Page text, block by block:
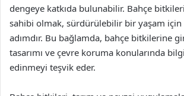
dengeye katkıda bulunabilir. Bahçe
sahibi olmak, sürdürülebilir bir yaşam
adımdır. Bu bağlamda, bahçe bitkilerine
tasarımı ve çevre koruma konularında
edinmeyi teşvik eder.